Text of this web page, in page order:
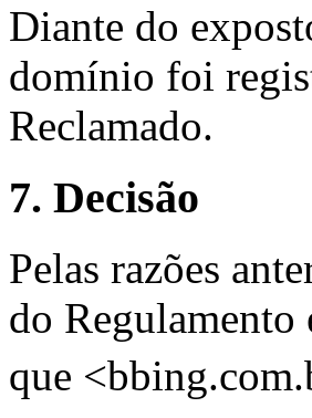
Diante do
domínio foi
Reclamado.
7. Decisão
Pelas razões
do Regulamento
que